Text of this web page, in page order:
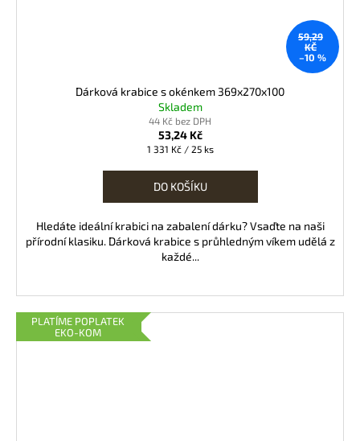
59,29
KČ
–10 %
Dárková krabice s okénkem 369x270x100
Skladem
44 Kč bez DPH
53,24 Kč
Měrná
1 331 Kč / 25 ks
DO KOŠÍKU
Hledáte ideální krabici na zabalení dárku? Vsaďte na naši
přírodní klasiku. Dárková krabice s průhledným víkem udělá z
každé...
PLATÍME POPLATEK
EKO-KOM